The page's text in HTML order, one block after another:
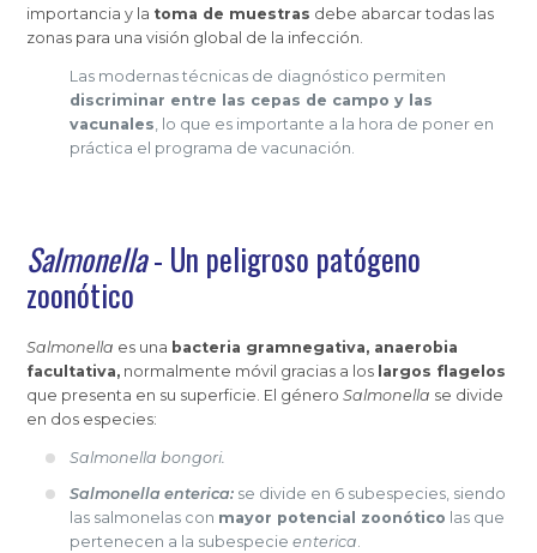
importancia y la toma de muestras debe abarcar todas las
zonas para una visión global de la infección.
Las modernas técnicas de diagnóstico permiten
discriminar entre las cepas de campo y las
vacunales, lo que es importante a la hora de poner en
práctica el programa de vacunación.
Salmonella- Un peligroso patógeno
zoonótico
Salmonella es una bacteria gramnegativa, anaerobia
facultativa, normalmente móvil gracias a los largos flagelos
que presenta en su superficie. El géneroSalmonella se divide
en dos especies:
Salmonella bongori.
Salmonella enterica: se divide en 6 subespecies, siendo
las salmonelas con mayor potencial zoonótico las que
pertenecen a la subespecieenterica.